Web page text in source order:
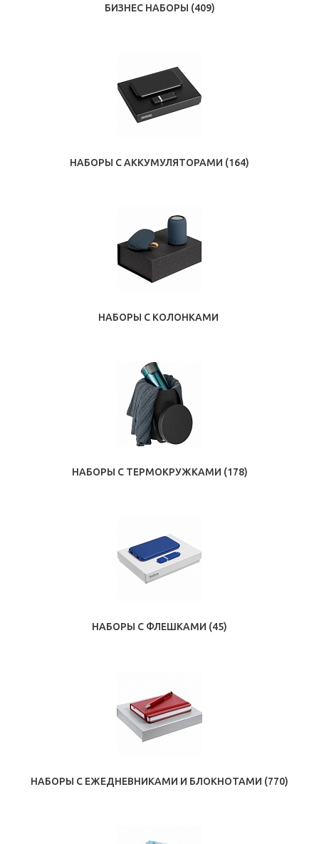
БИЗНЕС НАБОРЫ (409)
НАБОРЫ С АККУМУЛЯТОРАМИ (164)
НАБОРЫ С КОЛОНКАМИ
НАБОРЫ С ТЕРМОКРУЖКАМИ (178)
НАБОРЫ С ФЛЕШКАМИ (45)
НАБОРЫ С ЕЖЕДНЕВНИКАМИ И БЛОКНОТАМИ (770)